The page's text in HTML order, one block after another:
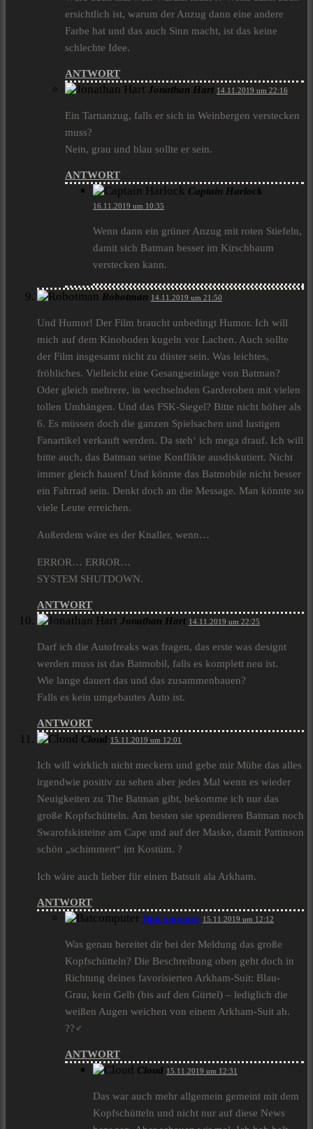
ersichtlich ist, warum der Anzug dann eine andere
Farbe hat und das auch Sinn macht, ist das keine
schlechte Idee.
ANTWORT
Jonathan Hart 14.11.2019 um 22:16
Ein Tarnanzug, falls er sich in Weinbergen verstecken
muss?
Nein, grau und blau sollte er sein.
ANTWORT
Captain Harlock
16.11.2019 um 10:35
Wenn dann ein grüner Anzug mit roten Stiefeln,
damit sich Batman besser im Kirschbaum
verstecken kann.
Robotman 14.11.2019 um 21:50
Und Humor! Der Film braucht unbedingt Humor. Ich will
mich auf dem Kinoboden kugeln vor Lachen. Auch sollte
der Film insgesamt nicht zu düster sein. Was leichtes,
fröhliches. Vielleicht eine Gesangseinlage von Batman?
Oder gleich mehrere, in wechselnden Garderoben mit vielen
tollen Umhängen. Und das FSK-Siegel? Bitte nicht höher als
6. Es müssen doch die ganzen Spielsachen und lustigen
Fanartikel verkauft werden. Da steh‘ ich mega drauf. Ich will
bitte auch, das Batman seine Konflikte ausdiskutiert. Nicht
immer gleich hauen! Und könnte das Batmobile nicht besser
ein Fahrrad sein. Denkt doch an die Message. Man könnte so
viele Leute erreichen.
Außerdem wäre es der Knaller, wenn…
ERROR… ERROR…
SYSTEM SHUTDOWN.
ANTWORT
Jonathan Hart 14.11.2019 um 22:25
Darf ich die Autofreaks was fragen, das erste was designt
werden muss ist das Batmobil, falls es komplett neu ist.
Wie lange dauert das und das zusammenbauen?
Falls es kein umgebautes Auto ist.
ANTWORT
Cloud 15.11.2019 um 12:01
Ich will wirklich nicht meckern und gebe mir Mühe das alles
irgendwie positiv zu sehen aber jedes Mal wenn es wieder
Neuigkeiten zu The Batman gibt, bekomme ich nur das
große Kopfschütteln. Am besten sie spendieren Batman noch
Swarofskisteine am Cape und auf der Maske, damit Pattinson
schön „schimmert“ im Kostüm. ?
Ich wäre auch lieber für einen Batsuit ala Arkham.
ANTWORT
Batcomputer 15.11.2019 um 12:12
Was genau bereitet dir bei der Meldung das große
Kopfschütteln? Die Beschreibung oben geht doch in
Richtung deines favorisierten Arkham-Suit: Blau-
Grau, kein Gelb (bis auf den Gürtel) – lediglich die
weißen Augen weichen von einem Arkham-Suit ab.
??‍♂️
ANTWORT
Cloud 15.11.2019 um 12:31
Das war auch mehr allgemein gemeint mit dem
Kopfschütteln und nicht nur auf diese News